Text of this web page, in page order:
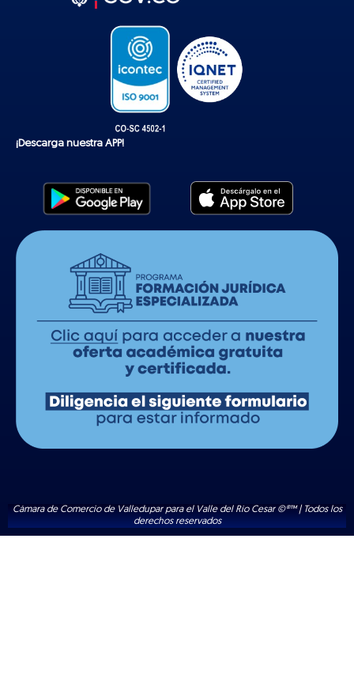
¡Descarga nuestra APP!
Cámara de Comercio de Valledupar para el Valle del Río Cesar ©®™ | Todos los
derechos reservados